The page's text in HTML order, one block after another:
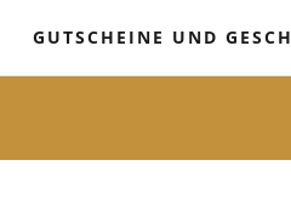
GUTSCHEINE UND